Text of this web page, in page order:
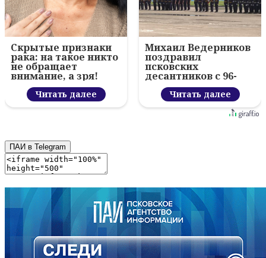
Скрытые признаки
рака: на такое никто
не обращает
внимание, а зря!
Читать далее
Михаил Ведерников
поздравил
псковских
десантников с 96-
летием ВДВ и
вручил награды
Читать далее
ПАИ в Telegram